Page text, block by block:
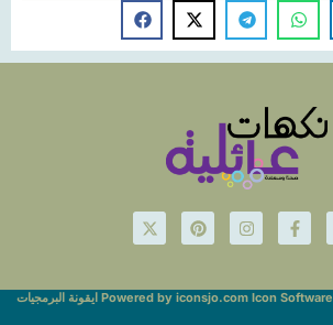
Powered by iconsjo.com Icon Software ايقونة البرمجيات